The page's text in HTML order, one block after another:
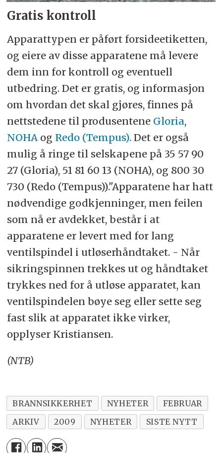
Gratis kontroll
Apparattypen er påført forsideetiketten,
og eiere av disse apparatene må levere
dem inn for kontroll og eventuell
utbedring. Det er gratis, og informasjon
om hvordan det skal gjøres, finnes på
nettstedene til produsentene Gloria,
NOHA og Redo (Tempus).Det er også
mulig å ringe til selskapene på 35 57 90
27 (Gloria), 51 81 60 13 (NOHA), og 800 30
730 (Redo (Tempus))."Apparatene har hatt
nødvendige godkjenninger, men feilen
som nå er avdekket, består i at
apparatene er levert med for lang
ventilspindel i utløserhåndtaket. - Når
sikringspinnen trekkes ut og håndtaket
trykkes ned for å utløse apparatet, kan
ventilspindelen bøye seg eller sette seg
fast slik at apparatet ikke virker,
opplyser Kristiansen.
(NTB)
BRANNSIKKERHET NYHETER
FEBRUAR
ARKIV
2009 NYHETER SISTE NYTT